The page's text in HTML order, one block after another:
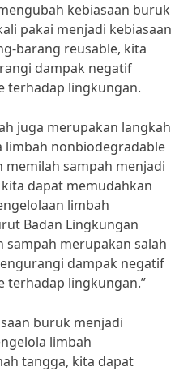
kebiasaan buruk
pakai menjadi kebiasaan
barang reusable, kita
dampak negatif
terhadap lingkungan.
juga merupakan langkah
limbah nonbiodegradable
sampah menjadi
dapat memudahkan
limbah
Badan Lingkungan
sampah merupakan salah
dampak negatif
terhadap lingkungan.”
buruk menjadi
limbah
tangga, kita dapat